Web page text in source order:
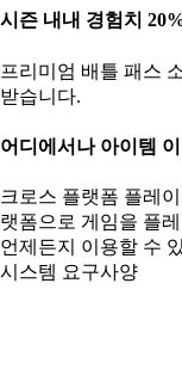
시즌 내내 경험치
프리미엄 배틀 패스
받습니다.
어디에서나 아이템
크로스 플랫폼 플레
랫폼으로 게임을 플
언제든지 이용할 수
시스템 요구사양